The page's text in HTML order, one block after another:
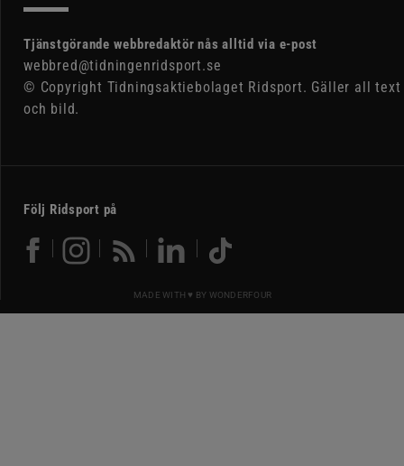
Tjänstgörande webbredaktör nås alltid via e-post
webbred@tidningenridsport.se
© Copyright Tidningsaktiebolaget Ridsport. Gäller all text
och bild.
Följ Ridsport på
MADE WITH ♥ BY WONDERFOUR